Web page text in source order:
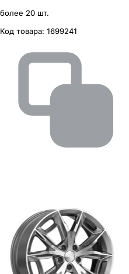
более 20 шт.
Код товара: 1699241